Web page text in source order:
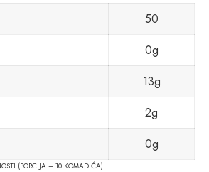
50
0g
13g
2g
0g
(PORCIJA – 10 KOMADIĆA)